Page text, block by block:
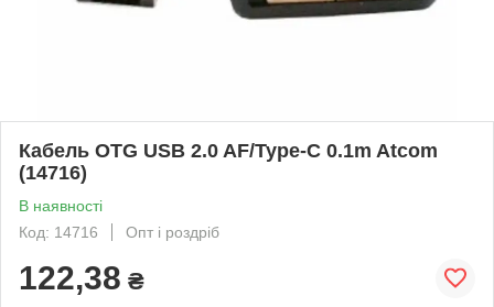
Кабель OTG USB 2.0 AF/Type-C 0.1m Atcom
(14716)
В наявності
Код: 14716
Опт і роздріб
122,38 ₴